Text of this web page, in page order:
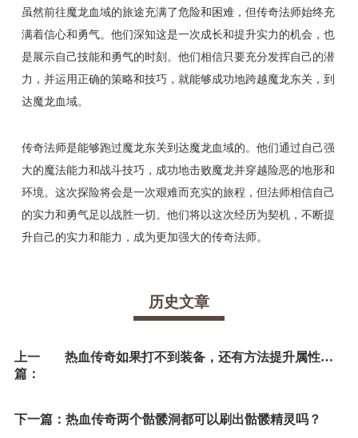
虽然前往魔龙血域的旅途充满了危险和困难，但传奇法师始终充
满着信心和勇气。他们深知这是一次成长和提升实力的机会，也
是展示自己技能和勇气的时刻。他们相信只要充分发挥自己的潜
力，并运用正确的策略和技巧，就能够成功地跨越魔龙东关，到
达魔龙血域。
传奇法师是能够跑过魔龙东关到达魔龙血域的。他们通过自己强
大的魔法能力和战斗技巧，成功地击败魔龙并穿越险恶的地形和
环境。这次探险将会是一次艰难而充实的旅程，但法师相信自己
的实力和勇气足以战胜一切。他们将以这次经历为契机，不断提
升自己的实力和能力，成为更加强大的传奇法师。
历史文章
上一
篇：
热血传奇如果打不到装备，还有方法提升属性吗？
下一篇： 热血传奇两个骷髅洞都可以刷出骷髅精灵吗？